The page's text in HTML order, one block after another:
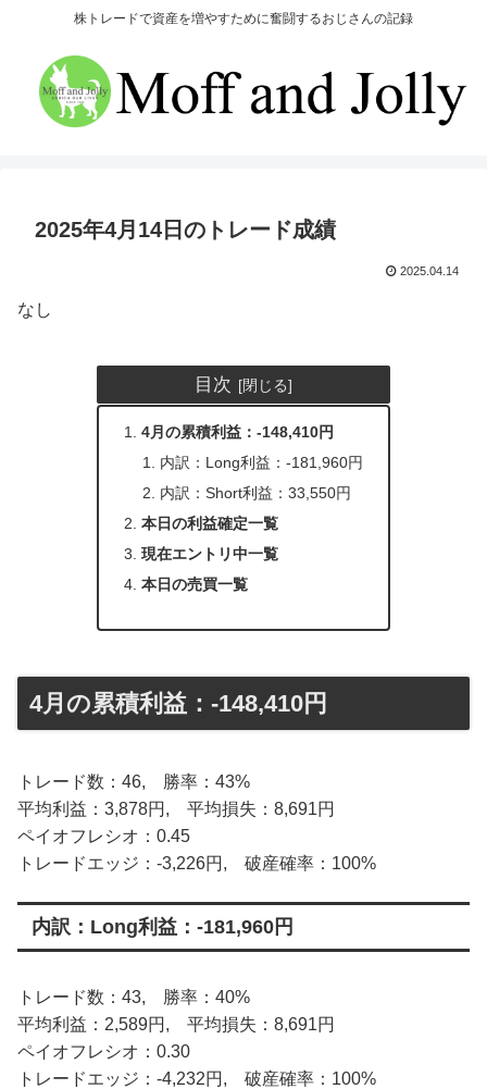
株トレードで資産を増やすために奮闘するおじさんの記録
2025年4月14日のトレード成績
2025.04.14
なし
目次
4月の累積利益：-148,410円
内訳：Long利益：-181,960円
内訳：Short利益：33,550円
本日の利益確定一覧
現在エントリ中一覧
本日の売買一覧
4月の累積利益：-148,410円
トレード数：46, 勝率：43%
平均利益：3,878円, 平均損失：8,691円
ペイオフレシオ：0.45
トレードエッジ：-3,226円, 破産確率：100%
内訳：Long利益：-181,960円
トレード数：43, 勝率：40%
平均利益：2,589円, 平均損失：8,691円
ペイオフレシオ：0.30
トレードエッジ：-4,232円, 破産確率：100%